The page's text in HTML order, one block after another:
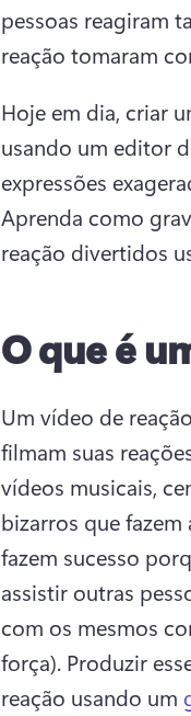
pessoas reagiram
reação tomaram
Hoje em dia, criar
usando um editor
Aprenda como
reação divertidos
O que é
Um vídeo de
filmam suas
vídeos musicais,
bizarros que
fazem sucesso
assistir outras
com os mesmos
força). Produzir
reação usando um